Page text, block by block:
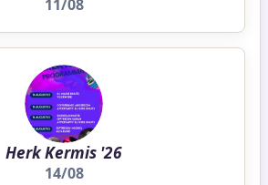
11/08
Herk Kermis '26
14/08